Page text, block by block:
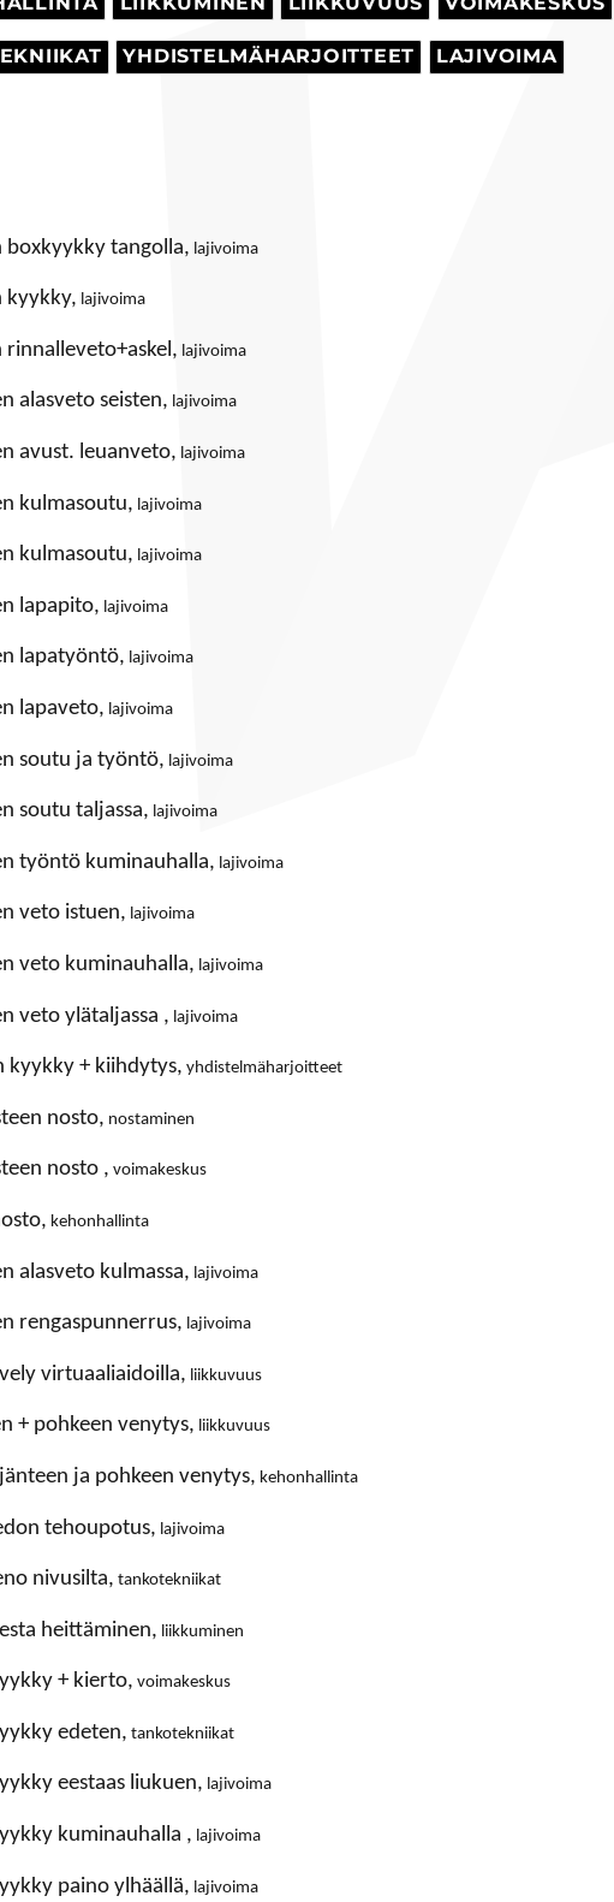
YHDISTELMÄHARJOITTEET LAJIVOIMA
boxkyykky tangolla, lajivoima
kyykky, lajivoima
rinnalleveto+askel, lajivoima
alasveto seisten, lajivoima
avust. leuanveto, lajivoima
kulmasoutu, lajivoima
kulmasoutu, lajivoima
lapapito, lajivoima
lapatyöntö, lajivoima
lapaveto, lajivoima
soutu ja työntö, lajivoima
soutu taljassa, lajivoima
työntö kuminauhalla, lajivoima
veto istuen, lajivoima
veto kuminauhalla, lajivoima
veto ylätaljassa , lajivoima
kyykky + kiihdytys, yhdistelmäharjoitteet
nosto, nostaminen
nosto , voimakeskus
kehonhallinta
alasveto kulmassa, lajivoima
rengaspunnerrus, lajivoima
virtuaaliaidoilla, liikkuvuus
+ pohkeen venytys, liikkuvuus
ja pohkeen venytys, kehonhallinta
tehoupotus, lajivoima
nivusilta, tankotekniikat
heittäminen, liikkuminen
+ kierto, voimakeskus
edeten, tankotekniikat
eestaas liukuen, lajivoima
kuminauhalla , lajivoima
paino ylhäällä, lajivoima